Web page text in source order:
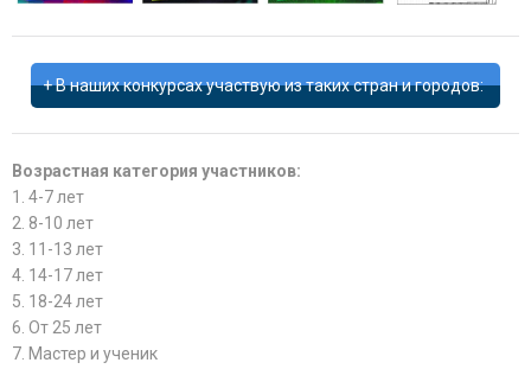
В наших конкурсах участвую из таких стран и городов:
Возрастная категория участников:
1. 4-7 лет
2. 8-10 лет
3. 11-13 лет
4. 14-17 лет
5. 18-24 лет
6. От 25 лет
7. Мастер и ученик